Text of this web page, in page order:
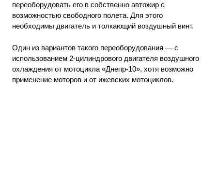
переоборудовать его в собственно автожир с
возможностью свободного полета. Для этого
необходимы двигатель и толкающий воздушный винт.
Один из вариантов такого переоборудования — с
использованием 2-цилиндрового двигателя воздушного
охлаждения от мотоцикла «Днепр-10», хотя возможно
применение моторов и от ижевских мотоциклов.